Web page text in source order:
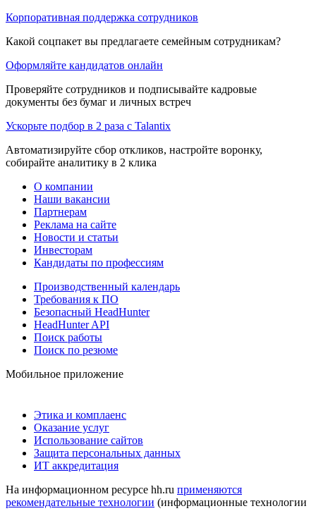
Корпоративная поддержка сотрудников
Какой соцпакет вы предлагаете семейным сотрудникам?
Оформляйте кандидатов онлайн
Проверяйте сотрудников и подписывайте кадровые
документы без бумаг и личных встреч
Ускорьте подбор в 2 раза с Talantix
Автоматизируйте сбор откликов, настройте воронку,
собирайте аналитику в 2 клика
О компании
Наши вакансии
Партнерам
Реклама на сайте
Новости и статьи
Инвесторам
Кандидаты по профессиям
Производственный календарь
Требования к ПО
Безопасный HeadHunter
HeadHunter API
Поиск работы
Поиск по резюме
Мобильное приложение
Этика и комплаенс
Оказание услуг
Использование сайтов
Защита персональных данных
ИТ аккредитация
На информационном ресурсе hh.ru применяются
рекомендательные технологии (информационные технологии